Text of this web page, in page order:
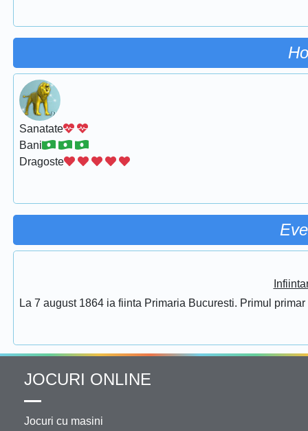
Sanatate
Bani
Dragoste
La 7 august 1864 ia fiinta Primaria Bucuresti. Primul
JOCURI ONLINE
Jocuri cu masini